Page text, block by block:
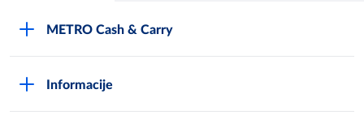
METRO Cash & Carry
Informacije